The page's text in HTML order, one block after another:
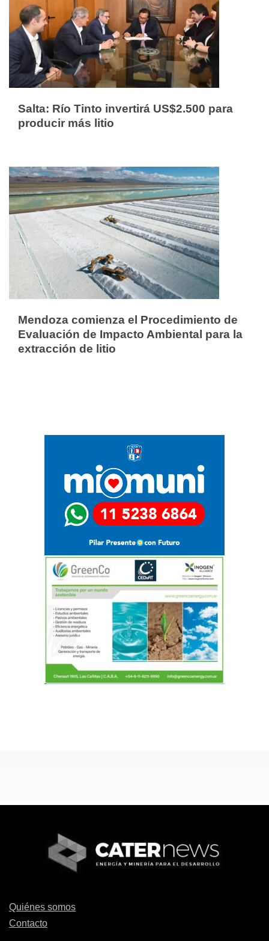
Salta: Río Tinto invertirá US$2.500 para
producir más litio
Mendoza comienza el Procedimiento de
Evaluación de Impacto Ambiental para la
extracción de litio
Quiénes somos
Contacto